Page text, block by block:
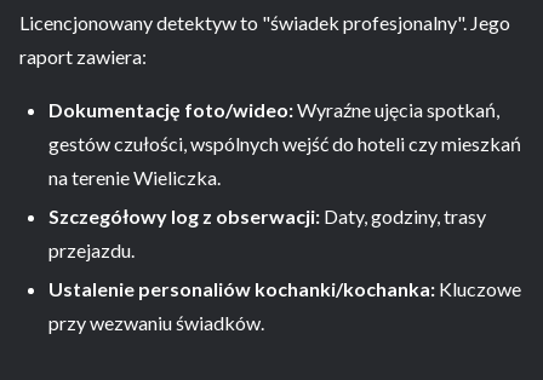
Licencjonowany detektyw to "świadek profesjonalny". Jego
raport zawiera:
Dokumentację foto/wideo:Wyraźne ujęcia spotkań,
gestów czułości, wspólnych wejść do hoteli czy mieszkań
na terenie Wieliczka.
Szczegółowy log z obserwacji: Daty, godziny, trasy
przejazdu.
Ustalenie personaliów kochanki/kochanka: Kluczowe
przy wezwaniu świadków.